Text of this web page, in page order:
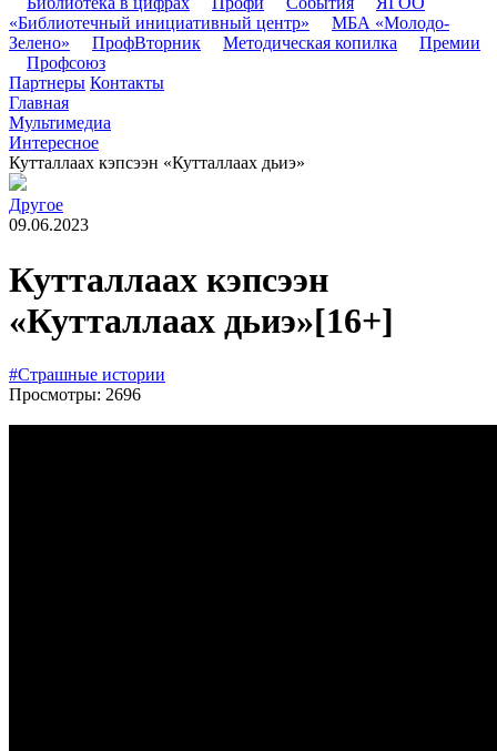
«Библиотечный инициативный центр»
МБА «Молодо-
Зелено»
ПрофВторник Методическая копилка
Премии
Профсоюз
Партнеры Контакты
Главная
Мультимедиа
Интересное
Кутталлаах кэпсээн «Кутталлаах дьиэ»
Другое
09.06.2023
Кутталлаах кэпсээн
«Кутталлаах дьиэ»[16+]
#Страшные истории
Просмотры: 2696